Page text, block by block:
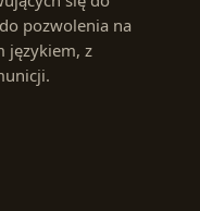
pozwolenia na
językiem, z